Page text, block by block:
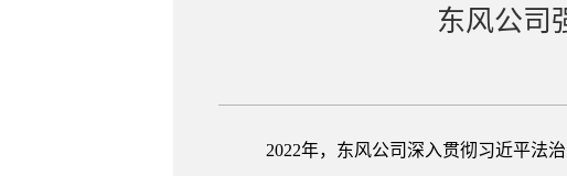
东风公司
2022年，东风公司深入贯彻习近平法